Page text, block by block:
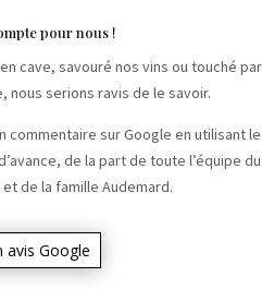
pour nous !
cave, savouré nos vins ou touché par
nous serions ravis de le savoir.
commentaire sur Google en utilisant le
de la part de toute l’équipe du
de la famille Audemard.
avis Google